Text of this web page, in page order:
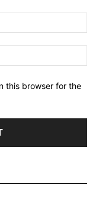
this browser for the